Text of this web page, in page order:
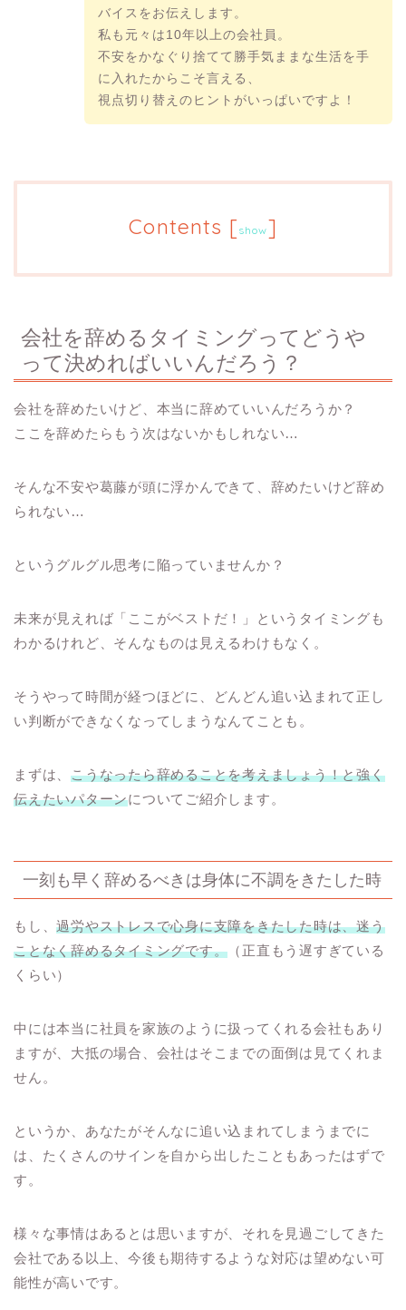
バイスをお伝えします。
私も元々は10年以上の会社員。
不安をかなぐり捨てて勝手気ままな生活を手
に入れたからこそ言える、
視点切り替えのヒントがいっぱいですよ！
Contents [show]
会社を辞めるタイミングってどうや
って決めればいいんだろう？
会社を辞めたいけど、本当に辞めていいんだろうか？
ここを辞めたらもう次はないかもしれない…
そんな不安や葛藤が頭に浮かんできて、辞めたいけど辞め
られない…
というグルグル思考に陥っていませんか？
未来が見えれば「ここがベストだ！」というタイミングも
わかるけれど、そんなものは見えるわけもなく。
そうやって時間が経つほどに、どんどん追い込まれて正し
い判断ができなくなってしまうなんてことも。
まずは、こうなったら辞めることを考えましょう！と強く
伝えたいパターンについてご紹介します。
一刻も早く辞めるべきは身体に不調をきたした時
もし、過労やストレスで心身に支障をきたした時は、迷う
ことなく辞めるタイミングです。 （正直もう遅すぎている
くらい）
中には本当に社員を家族のように扱ってくれる会社もあり
ますが、大抵の場合、会社はそこまでの面倒は見てくれま
せん。
というか、あなたがそんなに追い込まれてしまうまでに
は、たくさんのサインを自から出したこともあったはずで
す。
様々な事情はあるとは思いますが、それを見過ごしてきた
会社である以上、今後も期待するような対応は望めない可
能性が高いです。